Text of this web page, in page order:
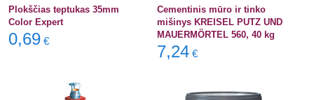
Plokščias teptukas 35mm
Color Expert
0,69 €
Cementinis mūro ir tinko
mišinys KREISEL PUTZ UND
MAUERMÖRTEL 560, 40 kg
7,24 €